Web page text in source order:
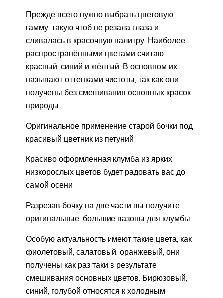
Прежде всего нужно выбрать цветовую
гамму, такую чтоб не резала глаза и
сливалась в красочную палитру. Наиболее
распространёнными цветами считаю
красный, синий и жёлтый. В основном их
называют оттенками чистоты, так как они
получены без смешивания основных красок
природы.
Оригинальное применение старой бочки под
красивый цветник из петуний
Красиво оформленная клумба из ярких
низкорослых цветов будет радовать вас до
самой осени
Разрезав бочку на две части вы получите
оригинальные, большие вазоны для клумбы
Особую актуальность имеют такие цвета, как
фиолетовый, салатовый, оранжевый, они
получены как раз таки в результате
смешивания основных цветов. Бирюзовый,
синий, голубой относятся к холодным